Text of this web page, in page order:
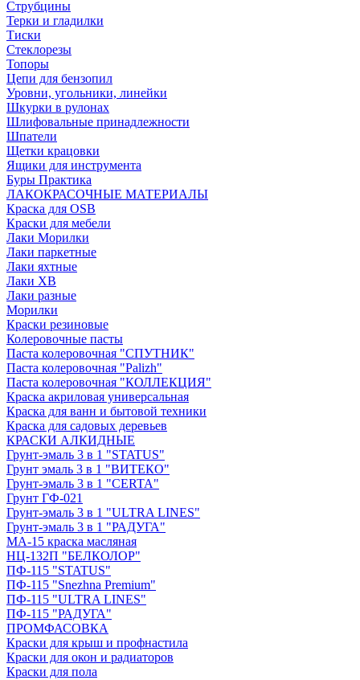
Струбцины
Терки и гладилки
Тиски
Стеклорезы
Топоры
Цепи для бензопил
Уровни, угольники, линейки
Шкурки в рулонах
Шлифовальные принадлежности
Шпатели
Щетки крацовки
Ящики для инструмента
Буры Практика
ЛАКОКРАСОЧНЫЕ МАТЕРИАЛЫ
Краска для OSB
Краски для мебели
Лаки Морилки
Лаки паркетные
Лаки яхтные
Лаки ХВ
Лаки разные
Морилки
Краски резиновые
Колеровочные пасты
Паста колеровочная "СПУТНИК"
Паста колеровочная "Palizh"
Паста колеровочная "КОЛЛЕКЦИЯ"
Краска акриловая универсальная
Краска для ванн и бытовой техники
Краска для садовых деревьев
КРАСКИ АЛКИДНЫЕ
Грунт-эмаль 3 в 1 "STATUS"
Грунт эмаль 3 в 1 "ВИТЕКО"
Грунт-эмаль 3 в 1 "CERTA"
Грунт ГФ-021
Грунт-эмаль 3 в 1 "ULTRA LINES"
Грунт-эмаль 3 в 1 "РАДУГА"
МА-15 краска масляная
НЦ-132П "БЕЛКОЛОР"
ПФ-115 "STATUS"
ПФ-115 "Snezhna Premium"
ПФ-115 "ULTRA LINES"
ПФ-115 "РАДУГА"
ПРОМФАСОВКА
Краски для крыш и профнастила
Краски для окон и радиаторов
Краски для пола